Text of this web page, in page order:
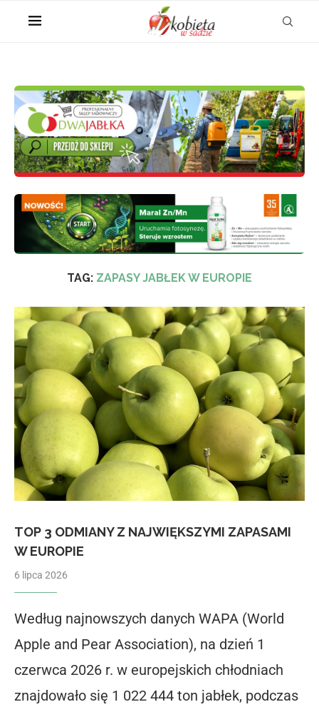
TAG: ZAPASY JABŁEK W EUROPIE
TOP 3 ODMIANY Z NAJWIĘKSZYMI ZAPASAMI
W EUROPIE
6 lipca 2026
Według najnowszych danych WAPA (World
Apple and Pear Association), na dzień 1
czerwca 2026 r. w europejskich chłodniach
znajdowało się 1 022 444 ton jabłek, podczas